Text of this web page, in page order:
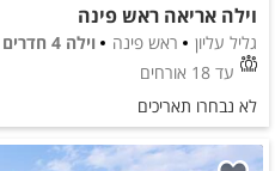
וילה אריאה ראש פינה
גליל עליון ראש פינה
וילה 4 חדרים
עד 18 אורחים
לא נבחרו תאריכים